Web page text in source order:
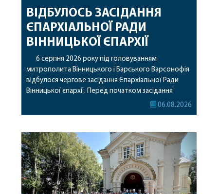
ВІДБУЛОСЬ ЗАСІДАННЯ
ЄПАРХІАЛЬНОЇ РАДИ
ВІННИЦЬКОЇ ЄПАРХІЇ
6 серпня 2026 року під головуванням
митрополита Вінницького і Барського Варсонофія
відбулося чергове засідання Єпархіальної Ради
Вінницької єпархії. Перед початком засідання
секретар Єпархіальної Ради від імені членів Ради
побажавши йому міцного здоров’я, Божої
допомоги, миру, духовної радості та
благословенних успіхів у подальшому
архіпастирському служінні. […]
06.08.2026